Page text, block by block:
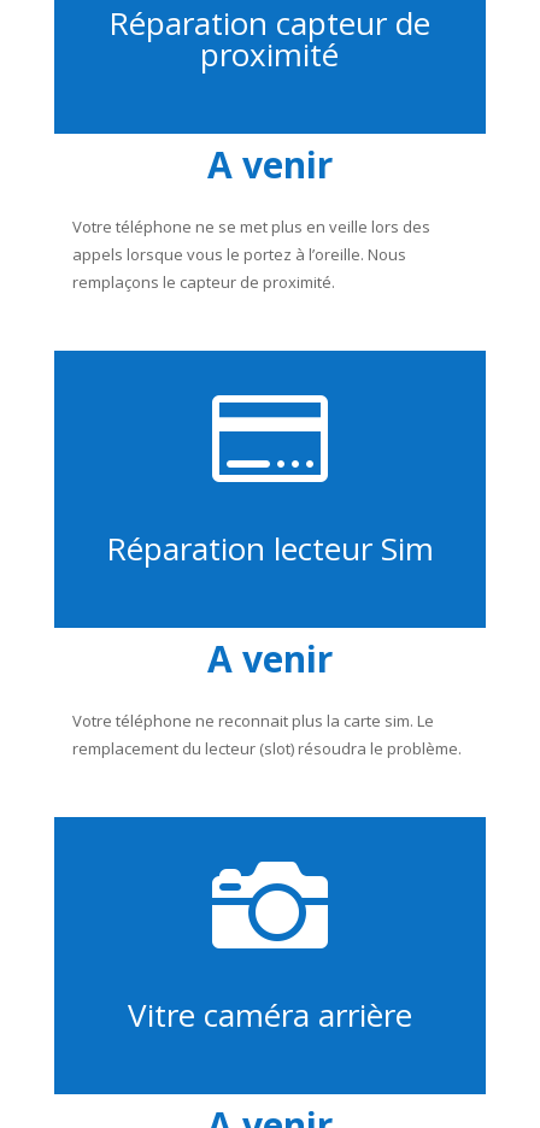
Réparation capteur de
proximité
A venir
Votre téléphone ne se met plus en veille lors des
appels lorsque vous le portez à l’oreille. Nous
remplaçons le capteur de proximité.

Réparation lecteur Sim
A venir
Votre téléphone ne reconnait plus la carte sim. Le
remplacement du lecteur (slot) résoudra le problème.

Vitre caméra arrière